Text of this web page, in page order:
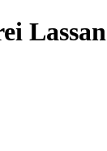
Lassan